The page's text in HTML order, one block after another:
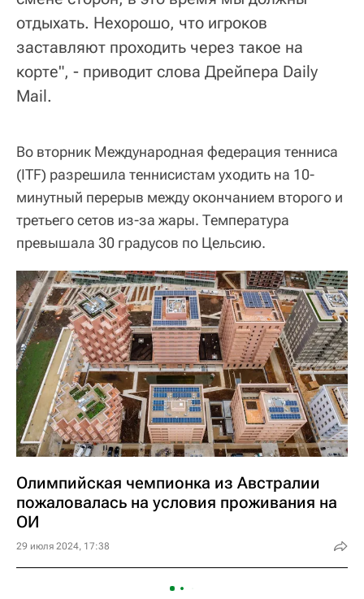
отдыхать. Нехорошо, что игроков
заставляют проходить через такое на
корте", - приводит слова Дрейпера Daily
Mail.
Во вторник Международная федерация тенниса
(ITF) разрешила теннисистам уходить на 10-
минутный перерыв между окончанием второго и
третьего сетов из-за жары. Температура
превышала 30 градусов по Цельсию.
Олимпийская чемпионка из Австралии
пожаловалась на условия проживания на
ОИ
29 июля 2024, 17:38